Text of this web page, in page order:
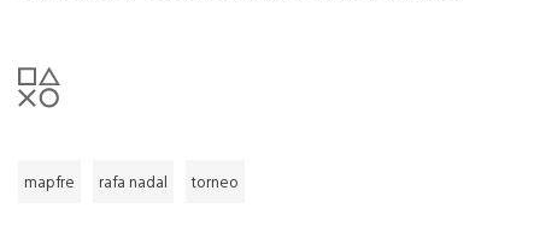
mapfre rafa nadal torneo